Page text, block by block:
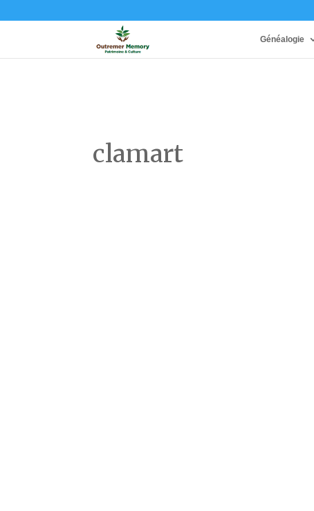
Généalogie
clamart